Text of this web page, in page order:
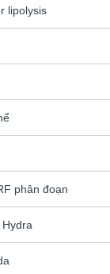
lipolysis
phân đoạn